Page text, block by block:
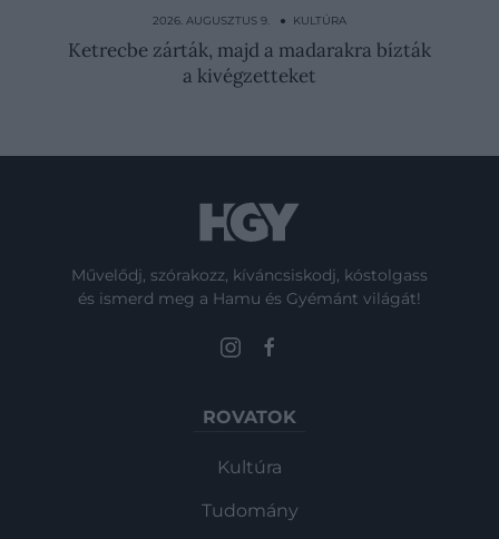
ágyúval támadt a…
2026. AUGUSZTUS 9. ● KULTÚRA
Ketrecbe zárták, majd a madarakra bízták
a kivégzetteket
Művelődj, szórakozz, kíváncsiskodj, kóstolgass
és ismerd meg a Hamu és Gyémánt világát!
ROVATOK
Kultúra
Tudomány